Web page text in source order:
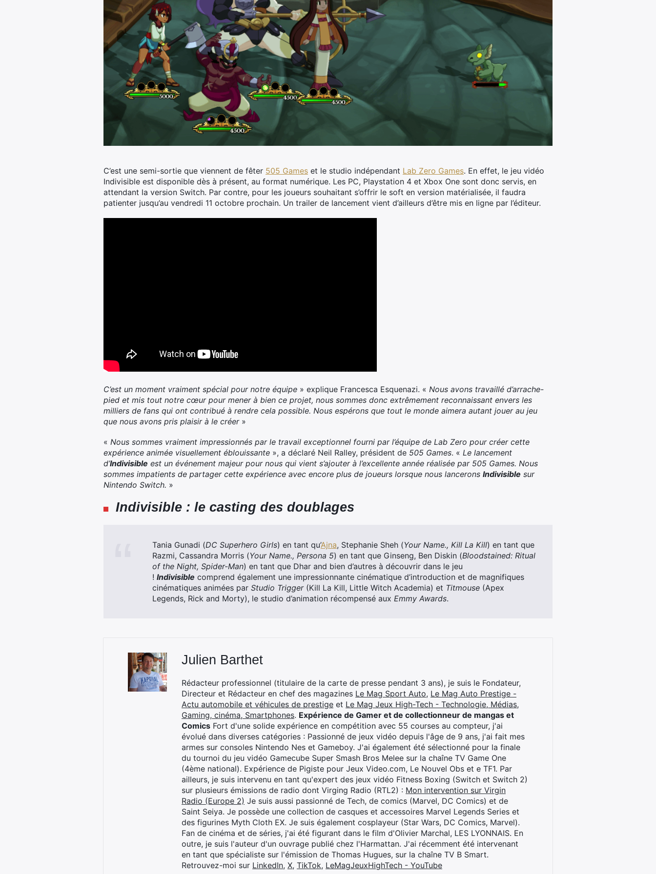
C’est une semi-sortie que viennent de fêter 505 Games et le studio indépendant Lab Zero Games. En effet, le jeu vidéo
Indivisible est disponible dès à présent, au format numérique. Les PC, Playstation 4 et Xbox One sont donc servis, en
attendant la version Switch. Par contre, pour les joueurs souhaitant s’offrir le soft en version matérialisée, il faudra
patienter jusqu’au vendredi 11 octobre prochain. Un trailer de lancement vient d’ailleurs d’être mis en ligne par l’éditeur.
C’est un moment vraiment spécial pour notre équipe » explique Francesca Esquenazi. « Nous avons travaillé d’arrache-
pied et mis tout notre cœur pour mener à bien ce projet, nous sommes donc extrêmement reconnaissant envers les
milliers de fans qui ont contribué à rendre cela possible. Nous espérons que tout le monde aimera autant jouer au jeu
que nous avons pris plaisir à le créer»
« Nous sommes vraiment impressionnés par le travail exceptionnel fourni par l’équipe de Lab Zero pour créer cette
expérience animée visuellement éblouissante », a déclaré Neil Ralley, président de 505 Games. « Le lancement
d’Indivisible est un événement majeur pour nous qui vient s’ajouter à l’excellente année réalisée par 505 Games. Nous
sommes impatients de partager cette expérience avec encore plus de joueurs lorsque nous lancerons Indivisible sur
Nintendo Switch. »
Indivisible : le casting des doublages
Tania Gunadi (DC Superhero Girls) en tant qu’Ajna, Stephanie Sheh (Your Name., Kill La Kill) en tant que
Razmi, Cassandra Morris (Your Name., Persona 5) en tant que Ginseng, Ben Diskin (Bloodstained: Ritual
of the Night, Spider-Man) en tant que Dhar and bien d’autres à découvrir dans le jeu
! Indivisible comprend également une impressionnante cinématique d’introduction et de magnifiques
cinématiques animées par Studio Trigger (Kill La Kill, Little Witch Academia) et Titmouse (Apex
Legends, Rick and Morty), le studio d’animation récompensé aux Emmy Awards.
Julien Barthet
Rédacteur professionnel (titulaire de la carte de presse pendant 3 ans), je suis le Fondateur,
Directeur et Rédacteur en chef des magazines Le Mag Sport Auto, Le Mag Auto Prestige -
Actu automobile et véhicules de prestige et Le Mag Jeux High-Tech - Technologie, Médias,
Gaming, cinéma, Smartphones. Expérience de Gamer et de collectionneur de mangas et
Comics Fort d'une solide expérience en compétition avec 55 courses au compteur, j'ai
évolué dans diverses catégories : Passionné de jeux vidéo depuis l'âge de 9 ans, j'ai fait mes
armes sur consoles Nintendo Nes et Gameboy. J'ai également été sélectionné pour la finale
du tournoi du jeu vidéo Gamecube Super Smash Bros Melee sur la chaîne TV Game One
(4ème national). Expérience de Pigiste pour Jeux Video.com, Le Nouvel Obs et e TF1. Par
ailleurs, je suis intervenu en tant qu'expert des jeux vidéo Fitness Boxing (Switch et Switch 2)
sur plusieurs émissions de radio dont Virging Radio (RTL2) : Mon intervention sur Virgin
Radio (Europe 2) Je suis aussi passionné de Tech, de comics (Marvel, DC Comics) et de
Saint Seiya. Je possède une collection de casques et accessoires Marvel Legends Series et
des figurines Myth Cloth EX. Je suis également cosplayeur (Star Wars, DC Comics, Marvel).
Fan de cinéma et de séries, j'ai été figurant dans le film d'Olivier Marchal, LES LYONNAIS. En
outre, je suis l'auteur d'un ouvrage publié chez l'Harmattan. J'ai récemment été intervenant
en tant que spécialiste sur l'émission de Thomas Hugues, sur la chaîne TV B Smart.
Retrouvez-moi sur LinkedIn, X, TikTok, LeMagJeuxHighTech - YouTube